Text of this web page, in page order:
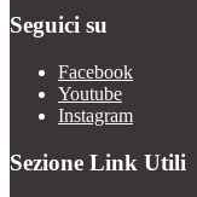
Seguici su
Facebook
Youtube
Instagram
Sezione Link Utili